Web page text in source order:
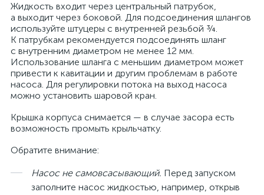
Жидкость входит через центральный патрубок,
а выходит через боковой. Для подсоединения шлангов
используйте штуцеры с внутренней резьбой ¾.
К патрубкам рекомендуется подсоединять шланг
с внутренним диаметром не менее 12 мм.
Использование шланга с меньшим диаметром может
привести к кавитации и другим проблемам в работе
насоса. Для регулировки потока на выход насоса
можно установить шаровой кран.
Крышка корпуса снимается — в случае засора есть
возможность промыть крыльчатку.
Обратите внимание:
Насос не самовсасывающий. Перед запуском
заполните насос жидкостью, например, открыв